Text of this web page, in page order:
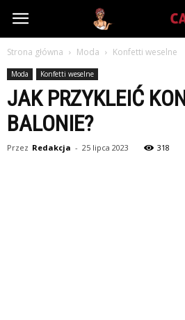
Babiniec-
Strona główna Moda Konfetti weselne
Moda Konfetti weselne
JAK PRZYKLEIĆ
BALONIE?
Przez Redakcja - 25 lipca 2023 318